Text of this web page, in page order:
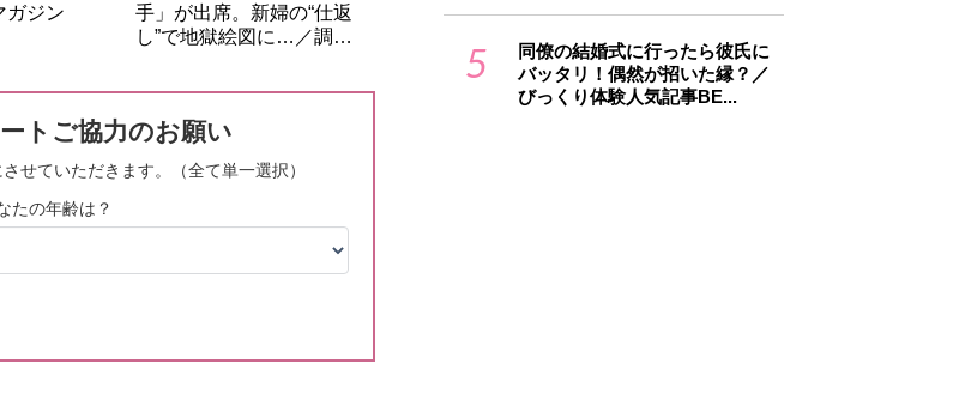
ガジン
手」が出席。新婦の“仕返
し”で地獄絵図に…／調…
5
同僚の結婚式に行ったら彼氏に
バッタリ！偶然が招いた縁？／
びっくり体験人気記事BE...